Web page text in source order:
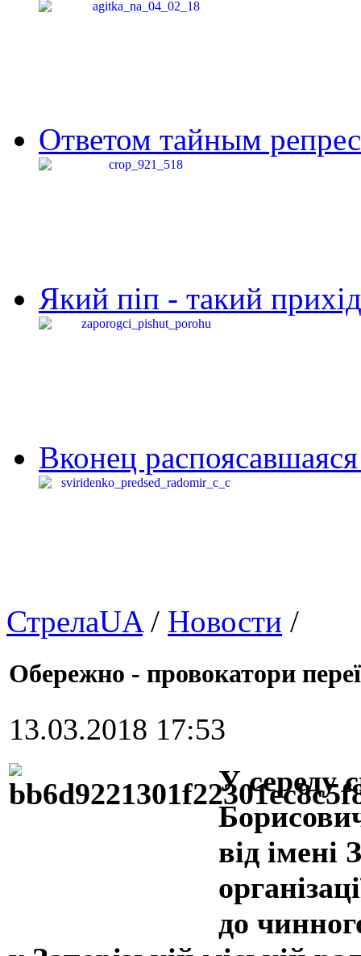
Ответом тайным
Який піп - такий
Вконец
СтрелаUA/ Новости /
Обережно - провокатори
13.03.2018 17:53
У середу
від імені
до